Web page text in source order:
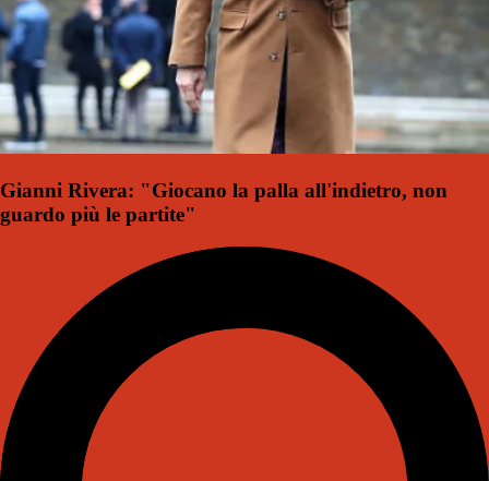
Gianni Rivera: "Giocano la palla all'indietro, non
guardo più le partite"